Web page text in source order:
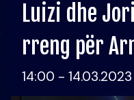
Luizi dhe
rreng për
14:00 - 14.03.2023